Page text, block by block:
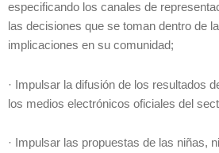
especificando los canales de
las decisiones que se toman dentro de
implicaciones en su comunidad;
· Impulsar la difusión de los resultados
los medios electrónicos oficiales del
· Impulsar las propuestas de las niñas,